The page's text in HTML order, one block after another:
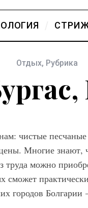
Отдых, Рубрика
чистые
Многие знают,
труда можно
сможет
городов Болгарии